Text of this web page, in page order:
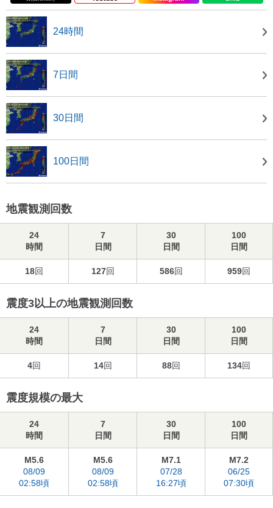
24時間
7日間
30日間
100日間
地震観測回数
24
時間
7
日間
30
日間
100
日間
18回 127回 586回 959回
震度3以上の地震観測回数
24
時間
7
日間
30
日間
100
日間
4回 14回 88回 134回
震度規模の最大
24
時間
7
日間
30
日間
100
日間
M5.6
08/09
02:58頃
M5.6
08/09
02:58頃
M7.1
07/28
16:27頃
M7.2
06/25
07:30頃